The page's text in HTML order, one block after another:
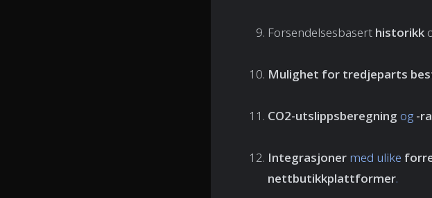
Forsendelsesbasert historikk
Mulighet for tredjeparts
CO2-utslippsberegning og -
Integrasjoner med ulike
nettbutikkplattformer.